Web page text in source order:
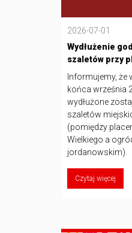
2026-07-01
Wydłużenie
szaletów przy
Informujemy, że
końca września
wydłużone
szaletów
(pomiędzy
Wielkiego a
jordanowskim).
Czytaj więcej